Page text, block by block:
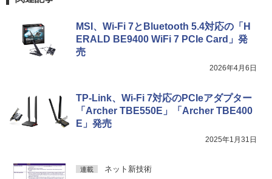
MSI、Wi-Fi 7とBluetooth 5.4対応の「H
ERALD BE9400 WiFi 7 PCIe Card」発
売
2026年4月6日
TP-Link、Wi-Fi 7対応のPCIeアダプター
「Archer TBE550E」「Archer TBE400
E」発売
2025年1月31日
連載 ネット新技術